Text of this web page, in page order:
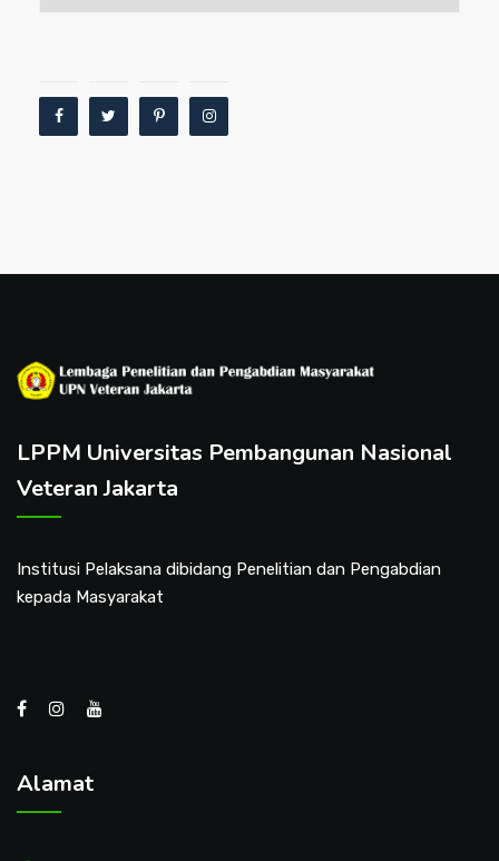
LPPM Universitas Pembangunan Nasional
Veteran Jakarta
Institusi Pelaksana dibidang Penelitian dan Pengabdian
kepada Masyarakat
Alamat